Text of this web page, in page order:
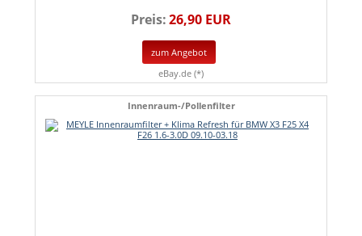
Preis:26,90 EUR
zum Angebot
eBay.de (*)
Innenraum-/Pollenfilter